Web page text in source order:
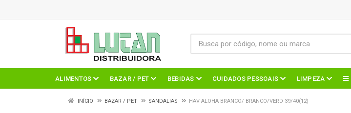
ALIMENTOS BAZAR / PET BEBIDAS CUIDADOS PESSOAIS LIMPEZA
INÍCIO BAZAR / PET SANDALIAS HAV ALOHA BRANCO/ BRANCO/VERD 39/40(12)